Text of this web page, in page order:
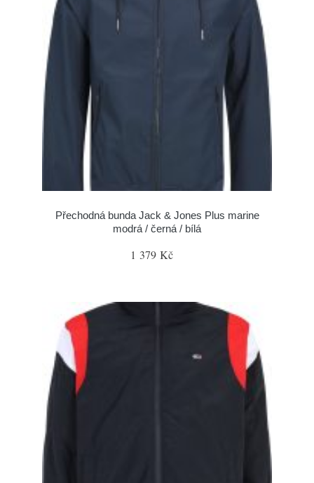
Přechodná bunda Jack & Jones Plus marine
modrá / černá / bílá
1 379 Kč